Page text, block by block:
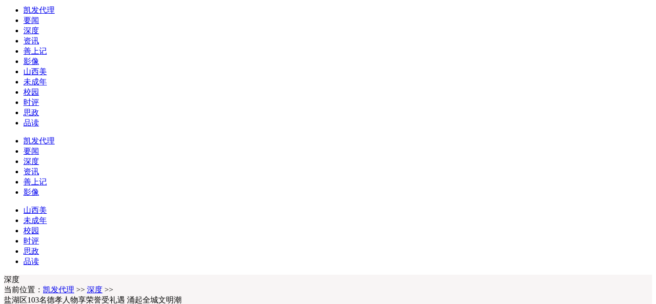
凯发代理
要闻
深度
资讯
善上记
影像
山西美
未成年
校园
时评
思政
品读
凯发代理
要闻
深度
资讯
善上记
影像
山西美
未成年
校园
时评
思政
品读
深度
当前位置： 凯发代理 >> 深度 >>
盐湖区103名德孝人物享荣誉受礼遇 涌起全城文明潮